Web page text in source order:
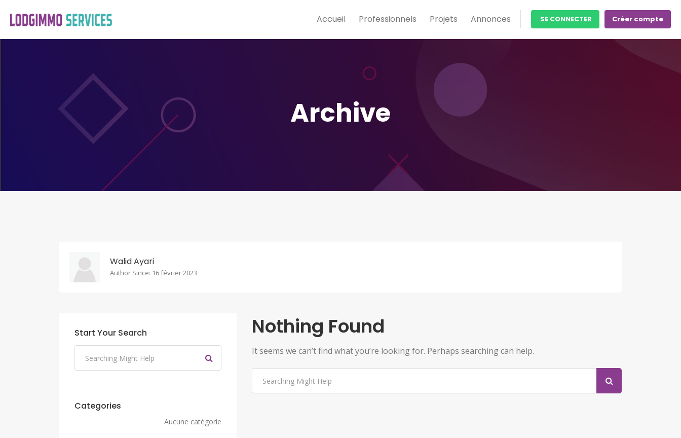
Accueil Professionnels Projets Annonces SE CONNECTER Créer compte
Archive
Walid Ayari
Author Since: 16 février 2023
Nothing Found
It seems we can’t find what you’re looking for. Perhaps searching can help.
Start Your Search
Categories
Aucune catégorie